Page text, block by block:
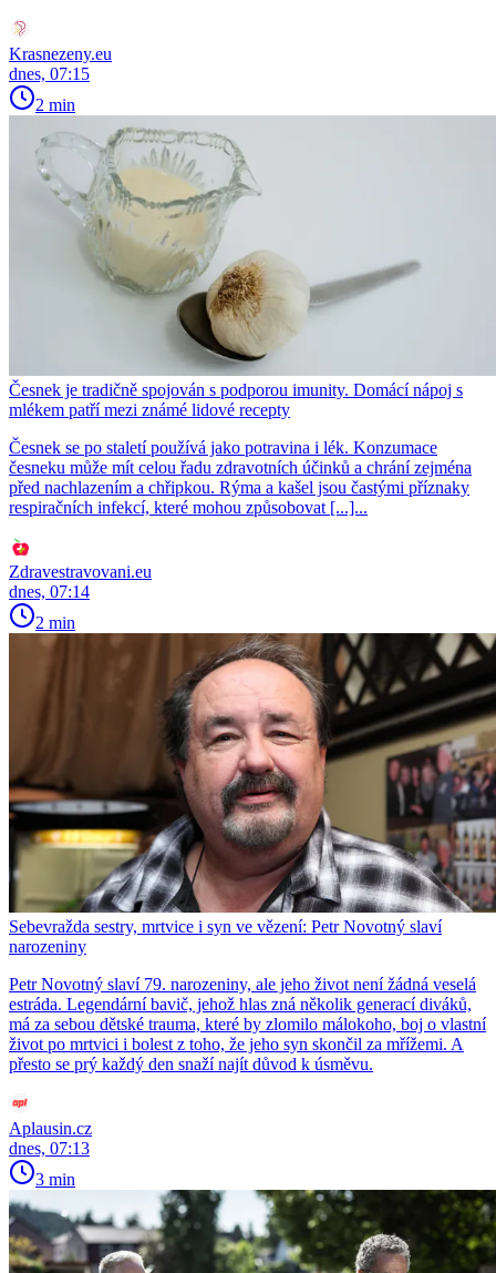
Krasnezeny.eu
dnes, 07:15
2 min
Česnek je tradičně spojován s podporou imunity. Domácí nápoj s
mlékem patří mezi známé lidové recepty
Česnek se po staletí používá jako potravina i lék. Konzumace
česneku může mít celou řadu zdravotních účinků a chrání zejména
před nachlazením a chřipkou. Rýma a kašel jsou častými příznaky
respiračních infekcí, které mohou způsobovat [...]...
Zdravestravovani.eu
dnes, 07:14
2 min
Sebevražda sestry, mrtvice i syn ve vězení: Petr Novotný slaví
narozeniny
Petr Novotný slaví 79. narozeniny, ale jeho život není žádná veselá
estráda. Legendární bavič, jehož hlas zná několik generací diváků,
má za sebou dětské trauma, které by zlomilo málokoho, boj o vlastní
život po mrtvici i bolest z toho, že jeho syn skončil za mřížemi. A
přesto se prý každý den snaží najít důvod k úsměvu.
Aplausin.cz
dnes, 07:13
3 min